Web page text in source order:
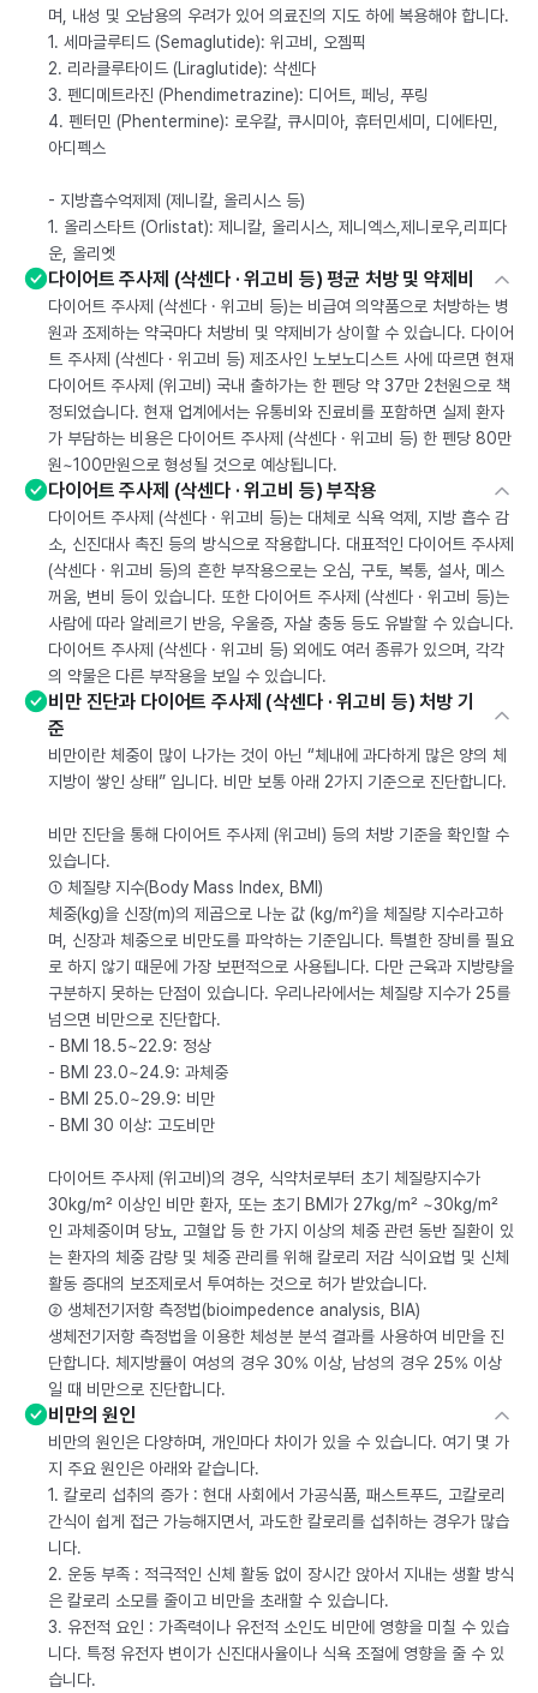
며, 내성 및 오남용의 우려가 있어 의료진의 지도 하에 복용해야 합니다.
1. 세마글루티드 (Semaglutide): 위고비, 오젬픽
2. 리라클루타이드 (Liraglutide): 삭센다
3. 펜디메트라진 (Phendimetrazine): 디어트, 페닝, 푸링
4. 펜터민 (Phentermine): 로우칼, 큐시미아, 휴터민세미, 디에타민,
아디펙스
- 지방흡수억제제 (제니칼, 올리시스 등)
1. 올리스타트 (Orlistat): 제니칼, 올리시스, 제니엑스,제니로우,리피다
운, 올리엣
다이어트 주사제 (삭센다 · 위고비 등) 평균 처방 및 약제비
다이어트 주사제 (삭센다 · 위고비 등)는 비급여 의약품으로 처방하는 병
원과 조제하는 약국마다 처방비 및 약제비가 상이할 수 있습니다. 다이어
트 주사제 (삭센다 · 위고비 등) 제조사인 노보노디스트 사에 따르면 현재
다이어트 주사제 (위고비) 국내 출하가는 한 펜당 약 37만 2천원으로 책
정되었습니다. 현재 업계에서는 유통비와 진료비를 포함하면 실제 환자
가 부담하는 비용은 다이어트 주사제 (삭센다 · 위고비 등) 한 펜당 80만
원~100만원으로 형성될 것으로 예상됩니다.
다이어트 주사제 (삭센다 · 위고비 등) 부작용
다이어트 주사제 (삭센다 · 위고비 등)는 대체로 식욕 억제, 지방 흡수 감
소, 신진대사 촉진 등의 방식으로 작용합니다. 대표적인 다이어트 주사제
(삭센다 · 위고비 등)의 흔한 부작용으로는 오심, 구토, 복통, 설사, 메스
꺼움, 변비 등이 있습니다. 또한 다이어트 주사제 (삭센다 · 위고비 등)는
사람에 따라 알레르기 반응, 우울증, 자살 충동 등도 유발할 수 있습니다.
다이어트 주사제 (삭센다 · 위고비 등) 외에도 여러 종류가 있으며, 각각
의 약물은 다른 부작용을 보일 수 있습니다.
비만 진단과 다이어트 주사제 (삭센다 · 위고비 등) 처방 기
준
비만이란 체중이 많이 나가는 것이 아닌 “체내에 과다하게 많은 양의 체
지방이 쌓인 상태” 입니다. 비만 보통 아래 2가지 기준으로 진단합니다.
비만 진단을 통해 다이어트 주사제 (위고비) 등의 처방 기준을 확인할 수
있습니다.
① 체질량 지수(Body Mass Index, BMI)
체중(kg)을 신장(m)의 제곱으로 나눈 값 (kg/m²)을 체질량 지수라고하
며, 신장과 체중으로 비만도를 파악하는 기준입니다. 특별한 장비를 필요
로 하지 않기 때문에 가장 보편적으로 사용됩니다. 다만 근육과 지방량을
구분하지 못하는 단점이 있습니다. 우리나라에서는 체질량 지수가 25를
넘으면 비만으로 진단합다.
- BMI 18.5~22.9: 정상
- BMI 23.0~24.9: 과체중
- BMI 25.0~29.9: 비만
- BMI 30 이상: 고도비만
다이어트 주사제 (위고비)의 경우, 식약처로부터 초기 체질량지수가
30kg/m² 이상인 비만 환자, 또는 초기 BMI가 27kg/m² ~30kg/m²
인 과체중이며 당뇨, 고혈압 등 한 가지 이상의 체중 관련 동반 질환이 있
는 환자의 체중 감량 및 체중 관리를 위해 칼로리 저감 식이요법 및 신체
활동 증대의 보조제로서 투여하는 것으로 허가 받았습니다.
② 생체전기저항 측정법(bioimpedence analysis, BIA)
생체전기저항 측정법을 이용한 체성분 분석 결과를 사용하여 비만을 진
단합니다. 체지방률이 여성의 경우 30% 이상, 남성의 경우 25% 이상
일 때 비만으로 진단합니다.
비만의 원인
비만의 원인은 다양하며, 개인마다 차이가 있을 수 있습니다. 여기 몇 가
지 주요 원인은 아래와 같습니다.
1. 칼로리 섭취의 증가 : 현대 사회에서 가공식품, 패스트푸드, 고칼로리
간식이 쉽게 접근 가능해지면서, 과도한 칼로리를 섭취하는 경우가 많습
니다.
2. 운동 부족 : 적극적인 신체 활동 없이 장시간 앉아서 지내는 생활 방식
은 칼로리 소모를 줄이고 비만을 초래할 수 있습니다.
3. 유전적 요인 : 가족력이나 유전적 소인도 비만에 영향을 미칠 수 있습
니다. 특정 유전자 변이가 신진대사율이나 식욕 조절에 영향을 줄 수 있
습니다.